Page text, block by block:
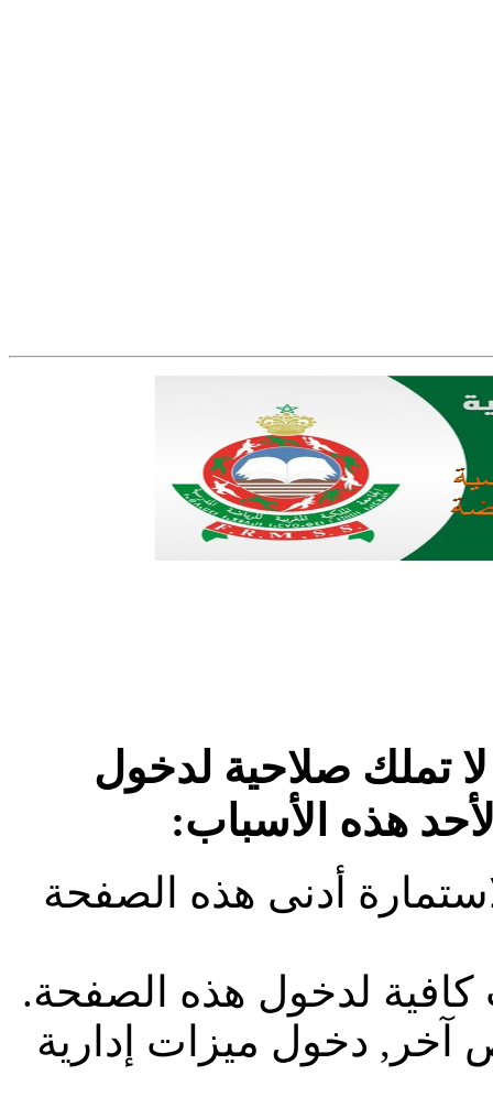
تملك صلاحية لدخول
هذه الأسباب:
أدنى هذه الصفحة
كافية لدخول هذه الصفحة.
دخول ميزات إدارية